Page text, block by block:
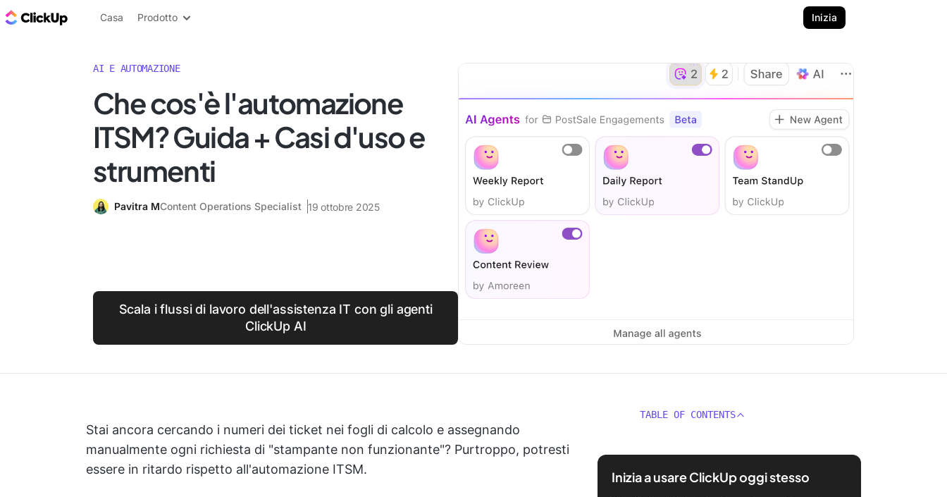
Blog di ClickUp
Casa Prodotto Inizia
AI E AUTOMAZIONE
Che cos'è l'automazione
ITSM? Guida + Casi d'uso e
strumenti
Pavitra MContent Operations Specialist 19 ottobre 2025
Scala i flussi di lavoro dell'assistenza IT con gli agenti
ClickUp AI
Stai ancora cercando i numeri dei ticket nei fogli di calcolo e assegnando
manualmente ogni richiesta di "stampante non funzionante"? Purtroppo, potresti
essere in ritardo rispetto all'automazione ITSM.
TABLE OF CONTENTS
Inizia a usare ClickUp oggi stesso